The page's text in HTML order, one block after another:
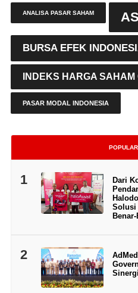
ANALISA PASAR SAHAM
BURSA EFEK
INDEKS HARGA
PASAR MODAL INDONESIA
1
Dari
Solusi
2